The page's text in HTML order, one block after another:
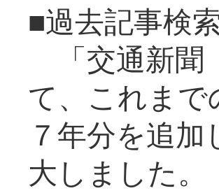
■過去記事検
「交通新聞
て、これま
７年分を追
大しま